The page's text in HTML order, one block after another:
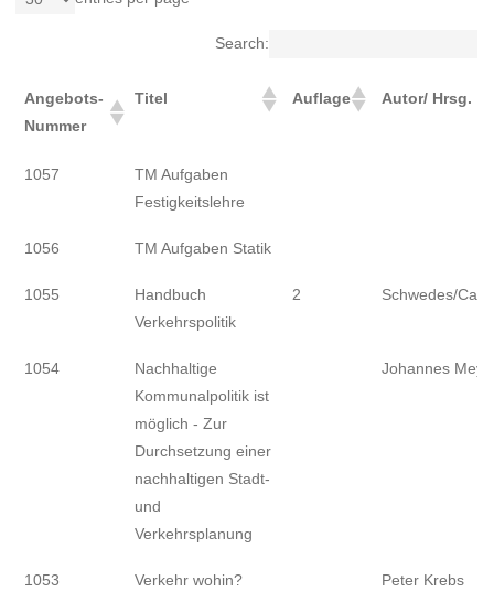
Search:
Angebots-
Nummer
Titel Auflage Autor/ Hrsg.
Angebots-
Titel
1057
TM Aufgaben
Festigkeitslehre
1056 TM Aufgaben Statik
1055
Handbuch
Verkehrspolitik
2 Schwedes/
1054
Nachhaltige
Kommunalpolitik ist
möglich - Zur
Durchsetzung einer
nachhaltigen Stadt-
und
Verkehrsplanung
Johannes
1053
Verkehr wohin?
Peter Krebs